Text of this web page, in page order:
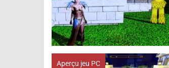
Aperçu jeu PC